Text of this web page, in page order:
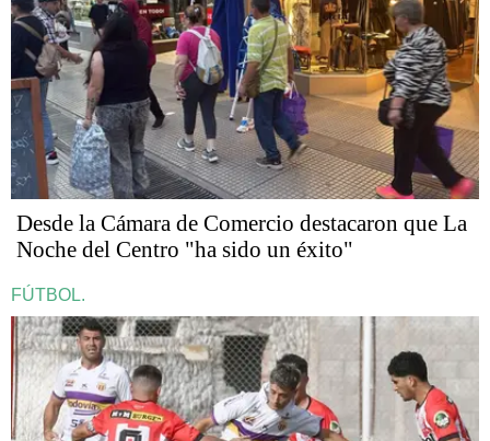
Desde la Cámara de Comercio destacaron que La
Noche del Centro "ha sido un éxito"
FÚTBOL.